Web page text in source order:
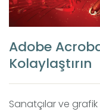
Adobe
Kolaylaştırın
Sanatçılar ve